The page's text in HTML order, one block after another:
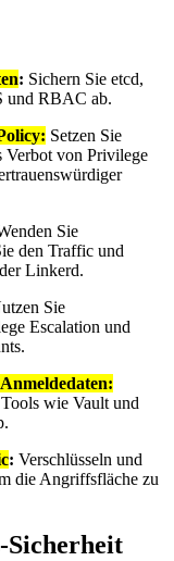
: Sichern Sie etcd,
und RBAC ab.
Setzen Sie
Verbot von Privilege
Sie
den Traffic und
Linkerd.
Sie
Escalation und
wie Vault und
: Verschlüsseln und
die Angriffsfläche zu
Sicherheit